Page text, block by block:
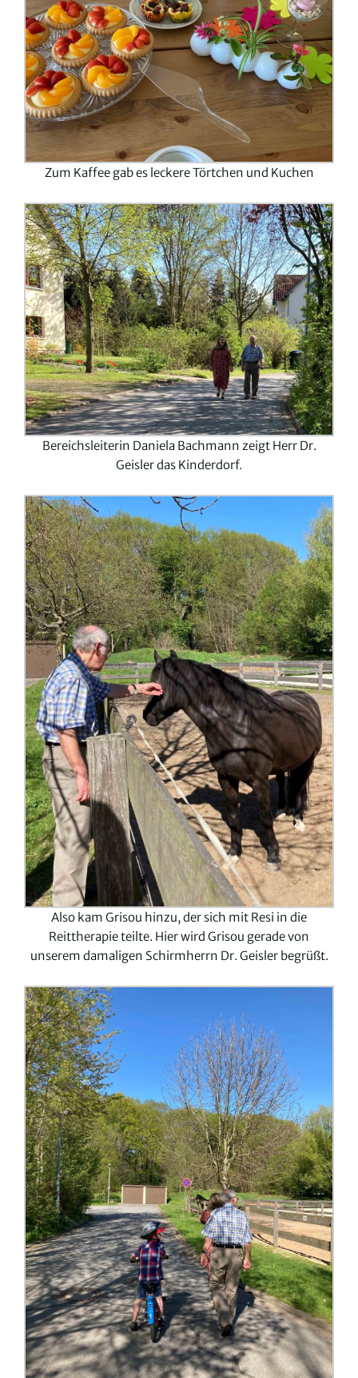
Zum Kaffee gab es leckere Törtchen und Kuchen
Bereichsleiterin Daniela Bachmann zeigt Herr Dr.
Geisler das Kinderdorf.
Also kam Grisou hinzu, der sich mit Resi in die
Reittherapie teilte. Hier wird Grisou gerade von
unserem damaligen Schirmherrn Dr. Geisler begrüßt.